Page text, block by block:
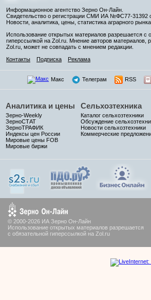
Информационное агентство Зерно Он-Лайн.
Свидетельство о регистрации СМИ ИА №ФС77-31392
Новости, аналитика, цены, статистика аграрного рынка.
Использование открытых материалов разрешается с
гиперссылкой на Zol.ru. Мнение авторов материалов,
Zol.ru, может не совпадать с мнением редакции.
Контакты
Подписка Реклама
Макс Телеграм RSS
Аналитика и цены
Зерно-Weekly
ЗерноСТАТ
ЗерноТРАФИК
Индексы цен России
Мировые цены FOB
Мировые биржи
Сельхозтехника
Каталог сельхозтехники
Обсуждение
Новости сельхозтехники
Коммерческие
© 2000-2026 ИА Зерно Он-Лайн
Использование открытых материалов разрешается
с обязательной гиперссылкой на Zol.ru